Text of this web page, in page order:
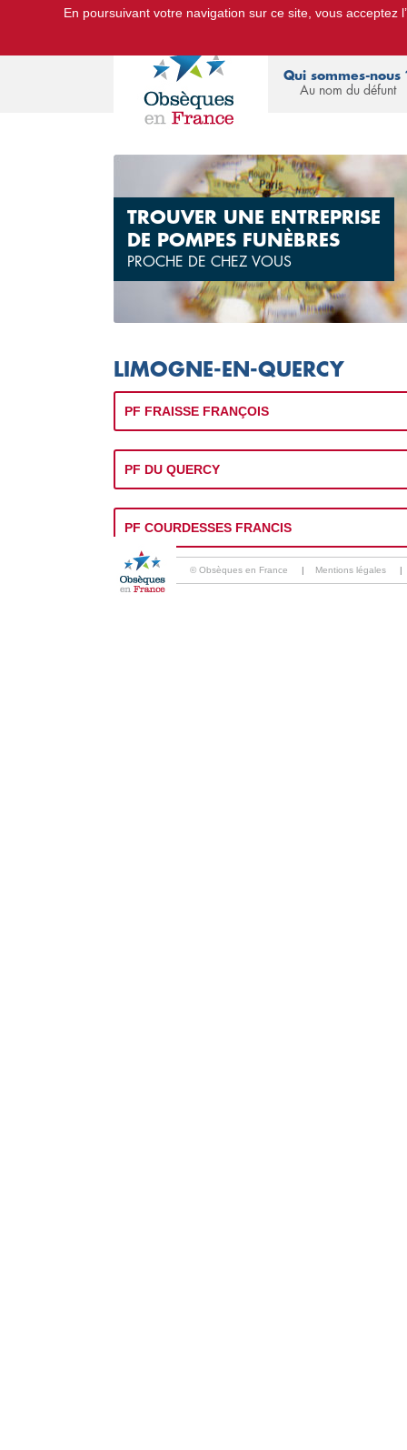
Le Portail d'Informations Obsèques :devis
Qui sommes-nous
Au nom du défunt
TROUVER UNE ENTREPRISE
DE POMPES FUNÈBRES
PROCHE DE CHEZ VOUS
LIMOGNE-EN-QUERCY
PF FRAISSE FRANÇOIS
PF DU QUERCY
PF COURDESSES FRANCIS
© Obsèques en France | Mentions légales |
En poursuivant votre navigation sur ce site, vous